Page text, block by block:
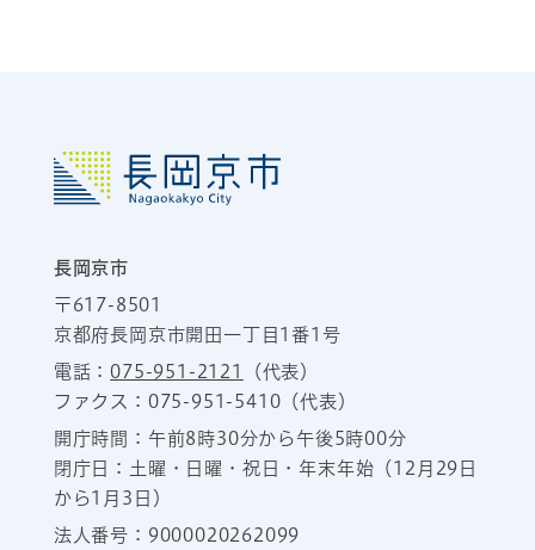
長岡京市
〒617-8501
京都府長岡京市開田一丁目1番1号
電話：075-951-2121
（代表）
ファクス：075-951-5410（代表）
開庁時間：午前8時30分から午後5時00分
閉庁日：土曜・日曜・祝日・年末年始（12月29日
から1月3日）
法人番号：9000020262099